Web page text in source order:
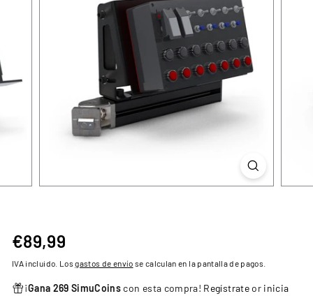
Precio
habitual
€89,99
IVA incluido. Losgastos de envío se calculan en la pantalla de pagos.
¡Gana 269 SimuCoinscon esta compra! Regístrateor inicia